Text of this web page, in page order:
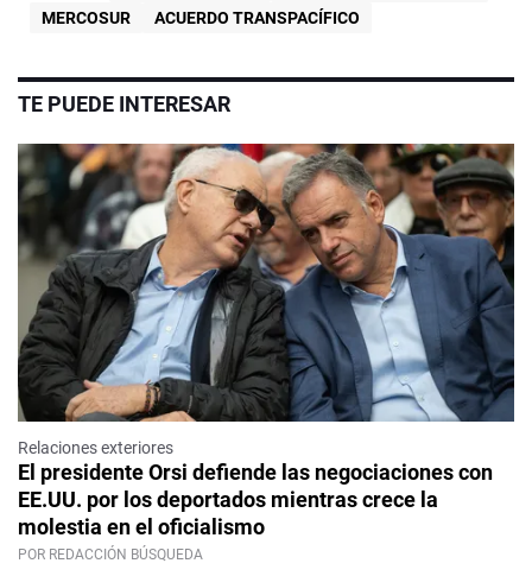
MERCOSUR
ACUERDO TRANSPACÍFICO
TE PUEDE INTERESAR
Relaciones exteriores
El presidente Orsi defiende las negociaciones con
EE.UU. por los deportados mientras crece la
molestia en el oficialismo
POR REDACCIÓN BÚSQUEDA